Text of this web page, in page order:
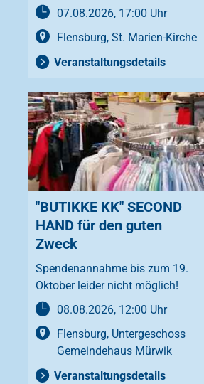
07.08.2026, 17:00 Uhr
Flensburg, St. Marien-Kirche
Veranstaltungsdetails
"BUTIKKE KK" SECOND
HAND für den guten
Zweck
Spendenannahme bis zum 19.
Oktober leider nicht möglich!
08.08.2026, 12:00 Uhr
Flensburg, Untergeschoss
Gemeindehaus Mürwik
Veranstaltungsdetails